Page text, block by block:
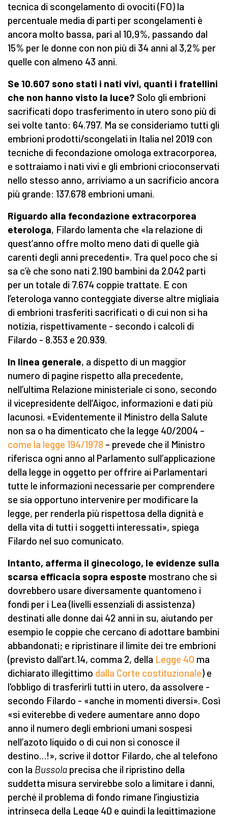
tecnica di scongelamento di ovociti (FO) la
percentuale media di parti per scongelamenti è
ancora molto bassa, pari al 10,9%, passando dal
15% per le donne con non più di 34 anni al 3,2% per
quelle con almeno 43 anni.
Se 10.607 sono stati i nati vivi, quanti i fratellini
che non hanno visto la luce? Solo gli embrioni
sacrificati dopo trasferimento in utero sono più di
sei volte tanto: 64.797. Ma se consideriamo tutti gli
embrioni prodotti/scongelati in Italia nel 2019 con
tecniche di fecondazione omologa extracorporea,
e sottraiamo i nati vivi e gli embrioni crioconservati
nello stesso anno, arriviamo a un sacrificio ancora
più grande: 137.678 embrioni umani.
Riguardo alla fecondazione extracorporea
eterologa, Filardo lamenta che «la relazione di
quest’anno offre molto meno dati di quelle già
carenti degli anni precedenti». Tra quel poco che si
sa c’è che sono nati 2.190 bambini da 2.042 parti
per un totale di 7.674 coppie trattate. E con
l’eterologa vanno conteggiate diverse altre migliaia
di embrioni trasferiti sacrificati o di cui non si ha
notizia, rispettivamente - secondo i calcoli di
Filardo - 8.353 e 20.939.
In linea generale, a dispetto di un maggior
numero di pagine rispetto alla precedente,
nell’ultima Relazione ministeriale ci sono, secondo
il vicepresidente dell’Aigoc, informazioni e dati più
lacunosi. «Evidentemente il Ministro della Salute
non sa o ha dimenticato che la legge 40/2004 –
come la legge 194/1978 – prevede che il Ministro
riferisca ogni anno al Parlamento sull’applicazione
della legge in oggetto per offrire ai Parlamentari
tutte le informazioni necessarie per comprendere
se sia opportuno intervenire per modificare la
legge, per renderla più rispettosa della dignità e
della vita di tutti i soggetti interessati», spiega
Filardo nel suo comunicato.
Intanto, afferma il ginecologo, le evidenze sulla
scarsa efficacia sopra esposte mostrano che si
dovrebbero usare diversamente quantomeno i
fondi per i Lea (livelli essenziali di assistenza)
destinati alle donne dai 42 anni in su, aiutando per
esempio le coppie che cercano di adottare bambini
abbandonati; e ripristinare il limite dei tre embrioni
(previsto dall'art.14, comma 2, della Legge 40 ma
dichiarato illegittimo dalla Corte costituzionale) e
l'obbligo di trasferirli tutti in utero, da assolvere -
secondo Filardo - «anche in momenti diversi». Così
«si eviterebbe di vedere aumentare anno dopo
anno il numero degli embrioni umani sospesi
nell’azoto liquido o di cui non si conosce il
destino…!», scrive il dottor Filardo, che al telefono
con la Bussola precisa che il ripristino della
suddetta misura servirebbe solo a limitare i danni,
perché il problema di fondo rimane l’ingiustizia
intrinseca della Legge 40 e quindi la legittimazione